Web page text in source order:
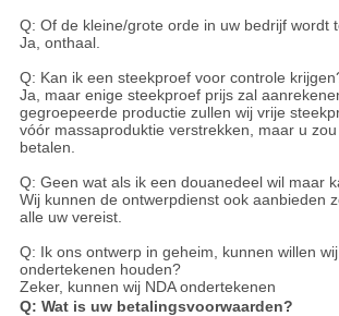
Q: Of de kleine/grote orde in uw bedrijf wordt
Ja, onthaal.
Q: Kan ik een steekproef voor controle
Ja, maar enige steekproef prijs zal
gegroepeerde productie zullen wij vrije
vóór massaproduktie verstrekken, maar u
betalen.
Q: Geen wat als ik een douanedeel wil maar
Wij kunnen de ontwerpdienst ook aanbieden
alle uw vereist.
Q: Ik ons ontwerp in geheim, kunnen willen
ondertekenen houden?
Zeker, kunnen wij NDA ondertekenen
Q: Wat is uw betalingsvoorwaarden?